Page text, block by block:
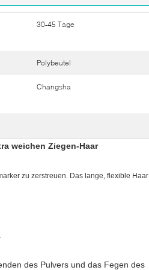
30-45 Tage
Polybeutel
Changsha
weichen Ziegen-Haar
zu zerstreuen. Das lange, flexible Haar
des Pulvers und das Fegen des